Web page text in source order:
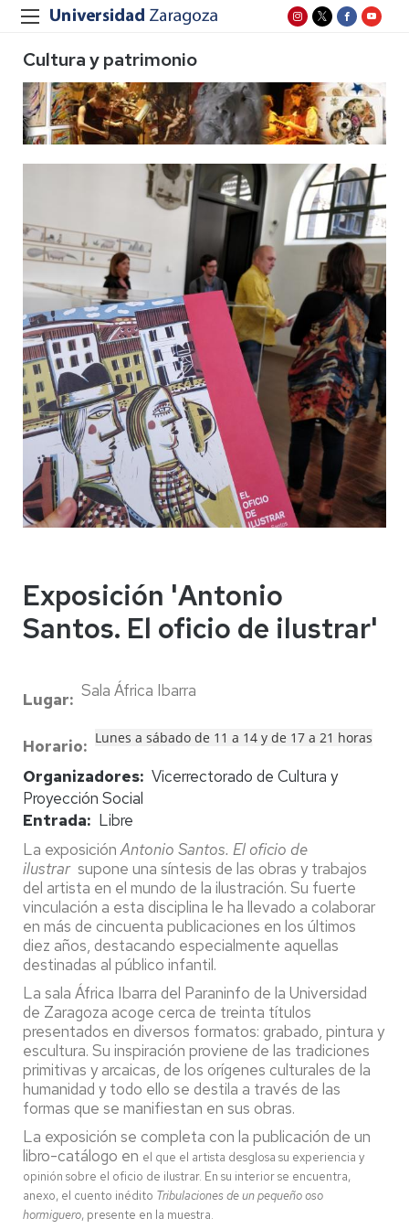
Cultura y patrimonio
Exposición 'Antonio
Santos. El oficio de ilustrar'
Lugar Sala África Ibarra
Horario Lunes a sábado de 11 a 14 y de 17 a 21 horas
Organizadores Vicerrectorado de Cultura y
Proyección Social
Entrada
Libre
La exposiciónAntonio Santos. El oficio de
ilustrar supone una síntesis de las obras y trabajos
del artista en el mundo de la ilustración. Su fuerte
vinculación a esta disciplina le ha llevado a colaborar
en más de cincuenta publicaciones en los últimos
diez años, destacando especialmente aquellas
destinadas al público infantil.
La sala África Ibarra del Paraninfo de la Universidad
de Zaragoza acoge cerca de treinta títulos
presentados en diversos formatos: grabado, pintura y
escultura. Su inspiración proviene de las tradiciones
primitivas y arcaicas, de los orígenes culturales de la
humanidad y todo ello se destila a través de las
formas que se manifiestan en sus obras.
La exposición se completa con la publicación de un
libro-catálogo en el que el artista desglosa su experiencia y
opinión sobre el oficio de ilustrar. En su interior se encuentra,
anexo, el cuento inédito Tribulaciones de un pequeño oso
hormiguero, presente en la muestra.